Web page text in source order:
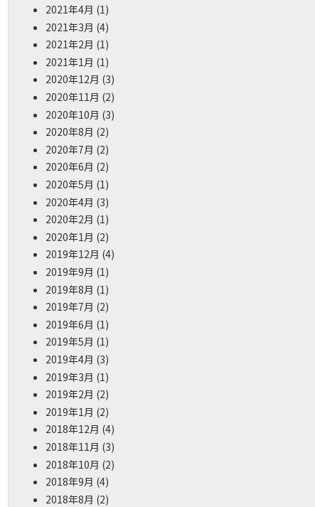
2021年4月 (1)
2021年3月 (4)
2021年2月 (1)
2021年1月 (1)
2020年12月 (3)
2020年11月 (2)
2020年10月 (3)
2020年8月 (2)
2020年7月 (2)
2020年6月 (2)
2020年5月 (1)
2020年4月 (3)
2020年2月 (1)
2020年1月 (2)
2019年12月 (4)
2019年9月 (1)
2019年8月 (1)
2019年7月 (2)
2019年6月 (1)
2019年5月 (1)
2019年4月 (3)
2019年3月 (1)
2019年2月 (2)
2019年1月 (2)
2018年12月 (4)
2018年11月 (3)
2018年10月 (2)
2018年9月 (4)
2018年8月 (2)